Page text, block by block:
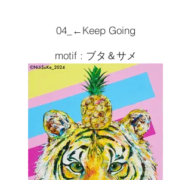
04_←Keep Going
motif : ブタ＆サメ
Size :F30 727x910
Painting tools :Acrylic
2024artwork
¥330,000( 税込 )